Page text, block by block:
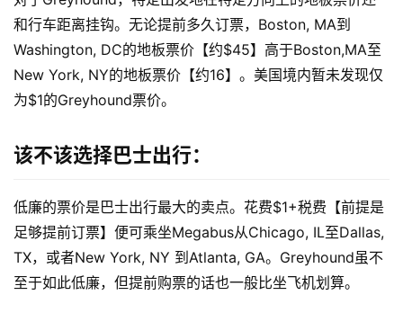
原
创
专
动
态
碎
和行车距离挂钩。无论提前多久订票，Boston, MA到
Washington, DC的地板票价【约$45】高于Boston,MA至
New York, NY的地板票价【约16】。美国境内暂未发现仅
为$1的Greyhound票价。
该不该选择巴士出行：
低廉的票价是巴士出行最大的卖点。花费$1+税费【前提是
足够提前订票】便可乘坐Megabus从Chicago, IL至Dallas,
TX，或者New York, NY 到Atlanta, GA。Greyhound虽不
至于如此低廉，但提前购票的话也一般比坐飞机划算。